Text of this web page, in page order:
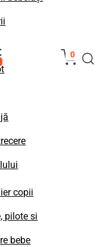
copii
pilote si
bebe
0